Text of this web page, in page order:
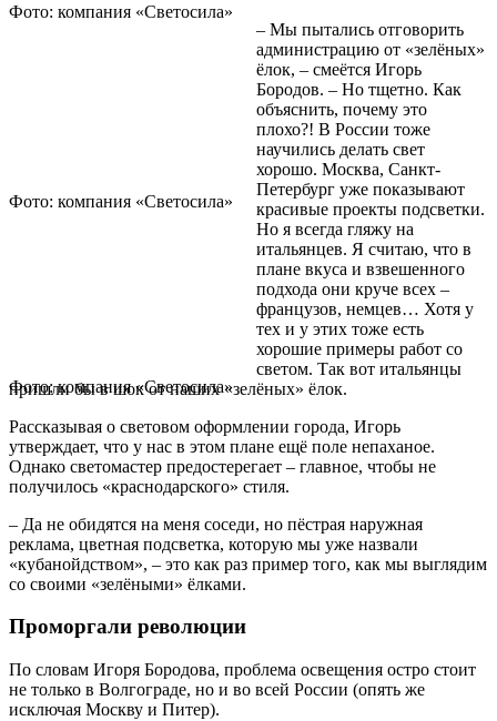
Фото: компания «Светосила»
Фото: компания «Светосила»
Фото: компания «Светосила»
– Мы пытались отговорить
администрацию от «зелёных»
ёлок, – смеётся Игорь
Бородов. – Но тщетно. Как
объяснить, почему это
плохо?! В России тоже
научились делать свет
хорошо. Москва, Санкт-
Петербург уже показывают
красивые проекты подсветки.
Но я всегда гляжу на
итальянцев. Я считаю, что в
плане вкуса и взвешенного
подхода они круче всех –
французов, немцев… Хотя у
тех и у этих тоже есть
хорошие примеры работ со
светом. Так вот итальянцы
пришли бы в шок от наших «зелёных» ёлок.
Рассказывая о световом оформлении города, Игорь
утверждает, что у нас в этом плане ещё поле непаханое.
Однако светомастер предостерегает – главное, чтобы не
получилось «краснодарского» стиля.
– Да не обидятся на меня соседи, но пёстрая наружная
реклама, цветная подсветка, которую мы уже назвали
«кубанойдством», – это как раз пример того, как мы выглядим
со своими «зелёными» ёлками.
Проморгали революции
По словам Игоря Бородова, проблема освещения остро стоит
не только в Волгограде, но и во всей России (опять же
исключая Москву и Питер).